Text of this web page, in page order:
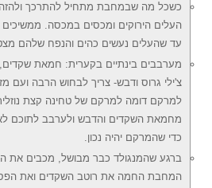
כשכל מה שבמחבת מתחיל להתרכך
העלים הירוקים ומכסים במכסה.
עד שהעלים נעשים כהים והנפח שלהם
מערבבים בינתיים בקערית: חמאת שקדים,
צ'ילי גרוס ודבש- צריך לבחוש הרבה ועם
למרקם דומה למרקם של טחינה קצת
מחמאת השקדים והדבש ולערבב לתוכם
כדי שהמרקם יהיה נכון.
ברגע שהמנגולד כבר מבושל, מכבים את
המחבת החמה את רוטב השקדים ואת